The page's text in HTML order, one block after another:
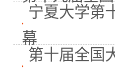
宁夏大学第
幕
第十届全国